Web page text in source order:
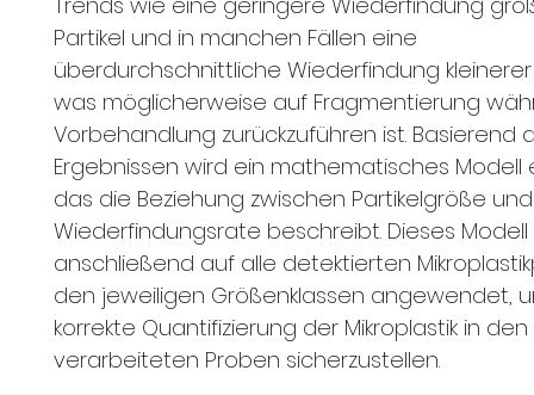
Partikel und in manchen Fällen eine
überdurchschnittliche Wiederfindung kleinerer
was möglicherweise auf Fragmentierung
Vorbehandlung zurückzuführen ist. Basierend
Ergebnissen wird ein mathematisches Modell
das die Beziehung zwischen Partikelgröße und
Wiederfindungsrate beschreibt. Dieses Modell
anschließend auf alle detektierten
den jeweiligen Größenklassen angewendet,
korrekte Quantifizierung der Mikroplastik in den
verarbeiteten Proben sicherzustellen.